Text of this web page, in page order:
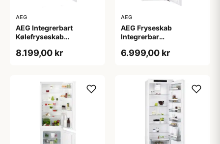
AEG
AEG Integrerbart
Kølefryseskab
garanti
8.199,00 kr
AEG
AEG Fryseskab
Integrerbar
garanti
6.999,00 kr